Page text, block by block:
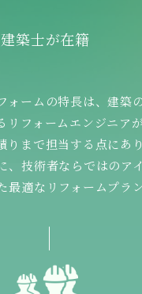
築士が在籍
ォームの特長は、建築
リフォームエンジニア
りまで担当する点にあ
、技術者ならではのア
最適なリフォームプラ